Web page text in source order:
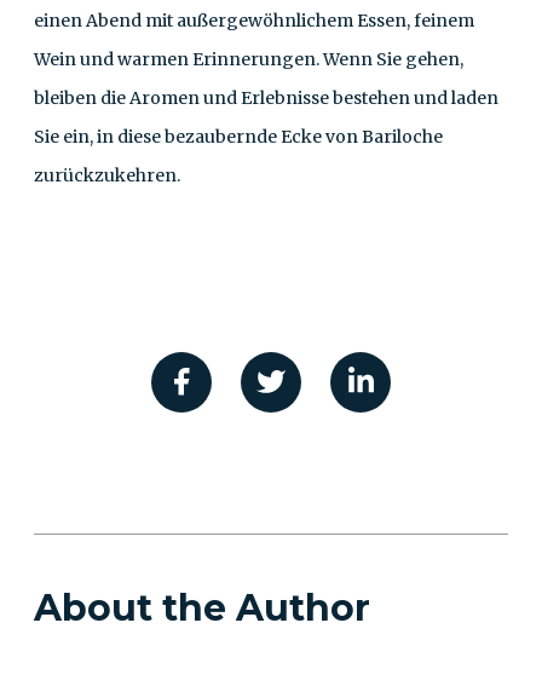
einen Abend mit außergewöhnlichem Essen, feinem
Wein und warmen Erinnerungen. Wenn Sie gehen,
bleiben die Aromen und Erlebnisse bestehen und laden
Sie ein, in diese bezaubernde Ecke von Bariloche
zurückzukehren.
About the Author